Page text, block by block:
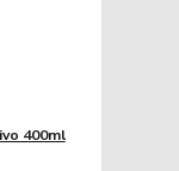
400ml